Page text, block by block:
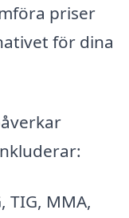
priser
för dina
TIG, MMA,